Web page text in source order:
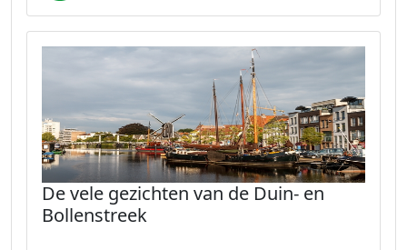
De vele gezichten van de Duin- en
Bollenstreek